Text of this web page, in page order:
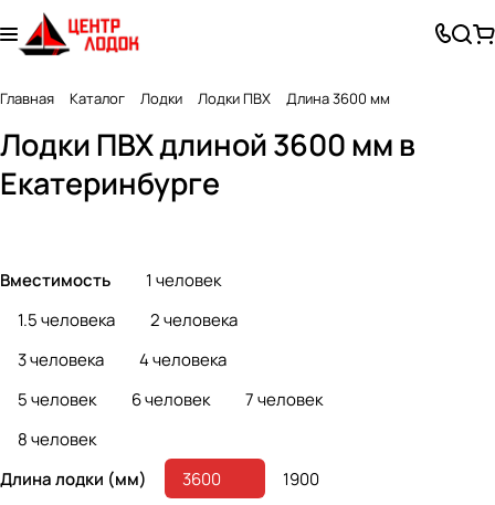
Главная Каталог Лодки Лодки ПВХ Длина 3600 мм
Лодки ПВХ длиной 3600 мм в
Екатеринбурге
Гребные лодки
49 товаров
Лодки под мотор
Вместимость
1 человек
1.5 человека
2 человека
3 человека
4 человека
5 человек
6 человек
7 человек
8 человек
Длина лодки (мм)
1900
3600